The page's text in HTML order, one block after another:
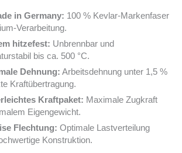
in Germany: 100 % Kevlar-Markenfaser
Verarbeitung.
hitzefest: Unbrennbar und
bis ca. 500 °C.
Dehnung: Arbeitsdehnung unter 1,5 %
Kraftübertragung.
Kraftpaket: Maximale Zugkraft
Eigengewicht.
Flechtung: Optimale Lastverteilung
Konstruktion.